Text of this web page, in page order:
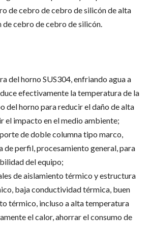
de cebro de cebro de silicón de alta
cebro de cebro de silicón.
del horno SUS304, enfriando agua a
efectivamente la temperatura de la
del horno para reducir el daño de alta
el impacto en el medio ambiente;
de doble columna tipo marco,
de perfil, procesamiento general, para
del equipo;
de aislamiento térmico y estructura
baja conductividad térmica, buen
térmico, incluso a alta temperatura
el calor, ahorrar el consumo de